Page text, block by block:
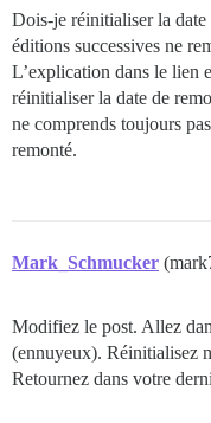
Dois-je réinitialiser la date
éditions successives ne
L’explication dans le lien
réinitialiser la date de
ne comprends toujours
remonté.
Mark_Schmucker
Modifiez le post. Allez
(ennuyeux). Réinitialisez
Retournez dans votre